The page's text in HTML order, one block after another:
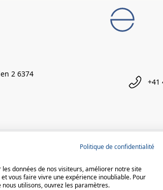
2 6374
+41
Politique de confidentialité
données de nos visiteurs, améliorer notre site
vous faire vivre une expérience inoubliable. Pour
utilisons, ouvrez les paramètres.